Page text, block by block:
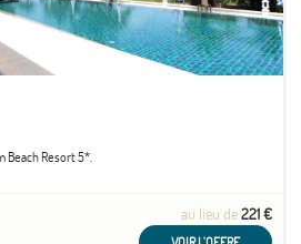
Beach Resort 5*.
au lieu de221 €